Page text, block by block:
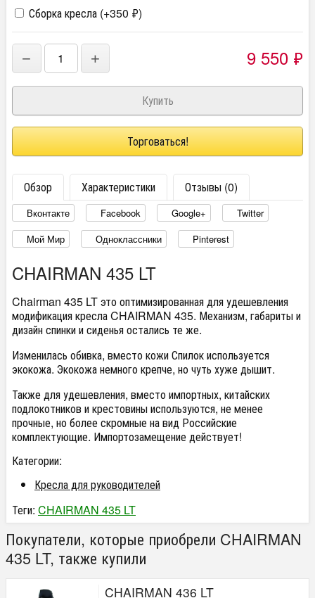
Сборка кресла (+350 ₽)
− + 9 550 ₽
Торговаться!
Обзор Характеристики Отзывы (0)
Вконтакте Facebook Google+
Twitter
Мой Мир
Одноклассники Pinterest
CHAIRMAN 435 LT
Chairman 435 LT это оптимизированная для удешевления
модификация кресла CHAIRMAN 435. Механизм, габариты и
дизайн спинки и сиденья остались те же.
Изменилась обивка, вместо кожи Спилок используется
экокожа. Экокожа немного крепче, но чуть хуже дышит.
Также для удешевления, вместо импортных, китайских
подлокотников и крестовины используются, не менее
прочные, но более скромные на вид Российские
комплектующие. Импортозамещение действует!
Категории:
Кресла для руководителей
Теги: CHAIRMAN 435 LT
Покупатели, которые приобрели CHAIRMAN
435 LT, также купили
CHAIRMAN 436 LT